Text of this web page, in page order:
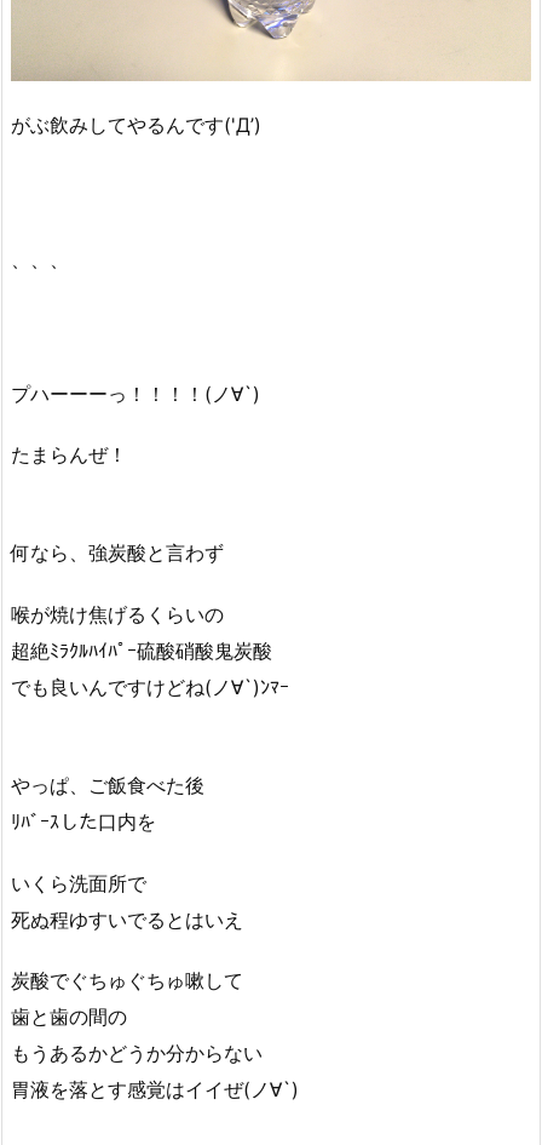
がぶ飲みしてやるんです('Д’)
プハーーーっ！！！！(ノ∀`)
たまらんぜ！
何なら、強炭酸と言わず
喉が焼け焦げるくらいの
超絶ﾐﾗｸﾙﾊｲﾊﾟｰ硫酸硝酸鬼炭酸
でも良いんですけどね(ノ∀`)ﾝﾏｰ
やっぱ、ご飯食べた後
ﾘﾊﾞｰｽした口内を
いくら洗面所で
死ぬ程ゆすいでるとはいえ
炭酸でぐちゅぐちゅ嗽して
歯と歯の間の
もうあるかどうか分からない
胃液を落とす感覚はイイぜ(ノ∀`)